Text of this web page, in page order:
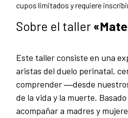
cupos limitados y requiere
Sobre el taller
Este taller consiste en una
aristas del duelo perinatal,
comprender ―desde
de la vida y la muerte.
acompañar a madres y